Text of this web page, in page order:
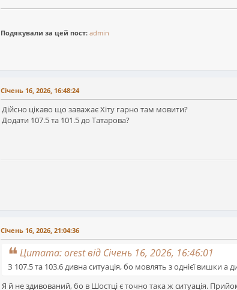
Подякували за цей пост: admin
Січень 16, 2026, 16:48:24
Дійсно цікаво що заважає Хіту гарно там мовити?
Додати 107.5 та 101.5 до Татарова?
Січень 16, 2026, 21:04:36
Цитата: orest від Січень 16, 2026, 16:46:01
З 107.5 та 103.6 дивна ситуація, бо мовлять з однієї вишки
Я й не здивований, бо в Шостці є точно така ж ситуація.